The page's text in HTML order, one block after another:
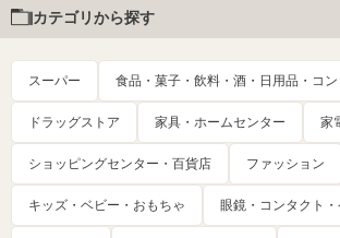
カテゴリから探す
スーパー 食品・菓子・飲料・酒・日用品・コン
ドラッグストア 家具・ホームセンター 家
ショッピングセンター・百貨店 ファッション
キッズ・ベビー・おもちゃ 眼鏡・コンタクト